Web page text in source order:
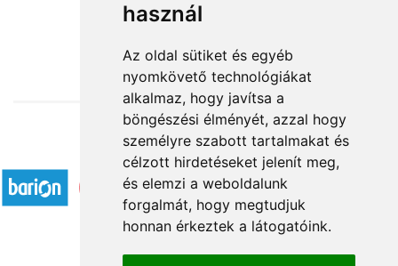
használ
Az oldal sütiket és egyéb
nyomkövető technológiákat
alkalmaz, hogy javítsa a
böngészési élményét, azzal hogy
személyre szabott tartalmakat és
célzott hirdetéseket jelenít meg,
és elemzi a weboldalunk
forgalmát, hogy megtudjuk
honnan érkeztek a látogatóink.
Accepted payment methods